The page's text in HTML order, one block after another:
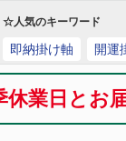
☆人気のキーワード
即納掛け軸 開運
休業日と